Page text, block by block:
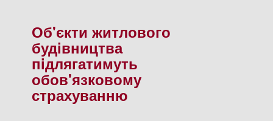
Об'єкти житлового
будiвництва
пiдлягатимуть
обов'язковому
страхуванню